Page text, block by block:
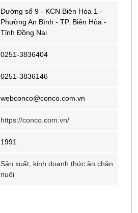
Đường số 9 - KCN Biên Hòa 1 -
Phường An Bình - TP. Biên Hòa -
Tỉnh Đồng Nai
0251-3836404
0251-3836146
webconco@conco.com.vn
https://conco.com.vn/
1991
Sản xuất, kinh doanh thức ăn chăn
nuôi